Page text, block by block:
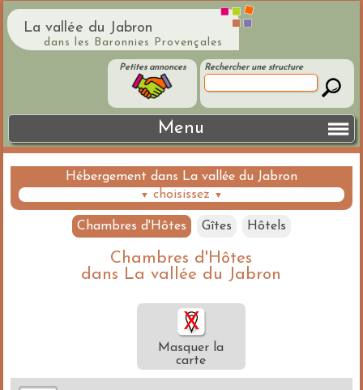
La vallée du Jabron
dans les Baronnies Provençales
Rechercher une structure
Petites annonces
Menu
Hébergement dans La vallée du Jabron
▼ choisissez ▼
Chambres d'Hôtes Gîtes Hôtels
Chambres d'Hôtes
dans La vallée du Jabron
Masquer la
carte